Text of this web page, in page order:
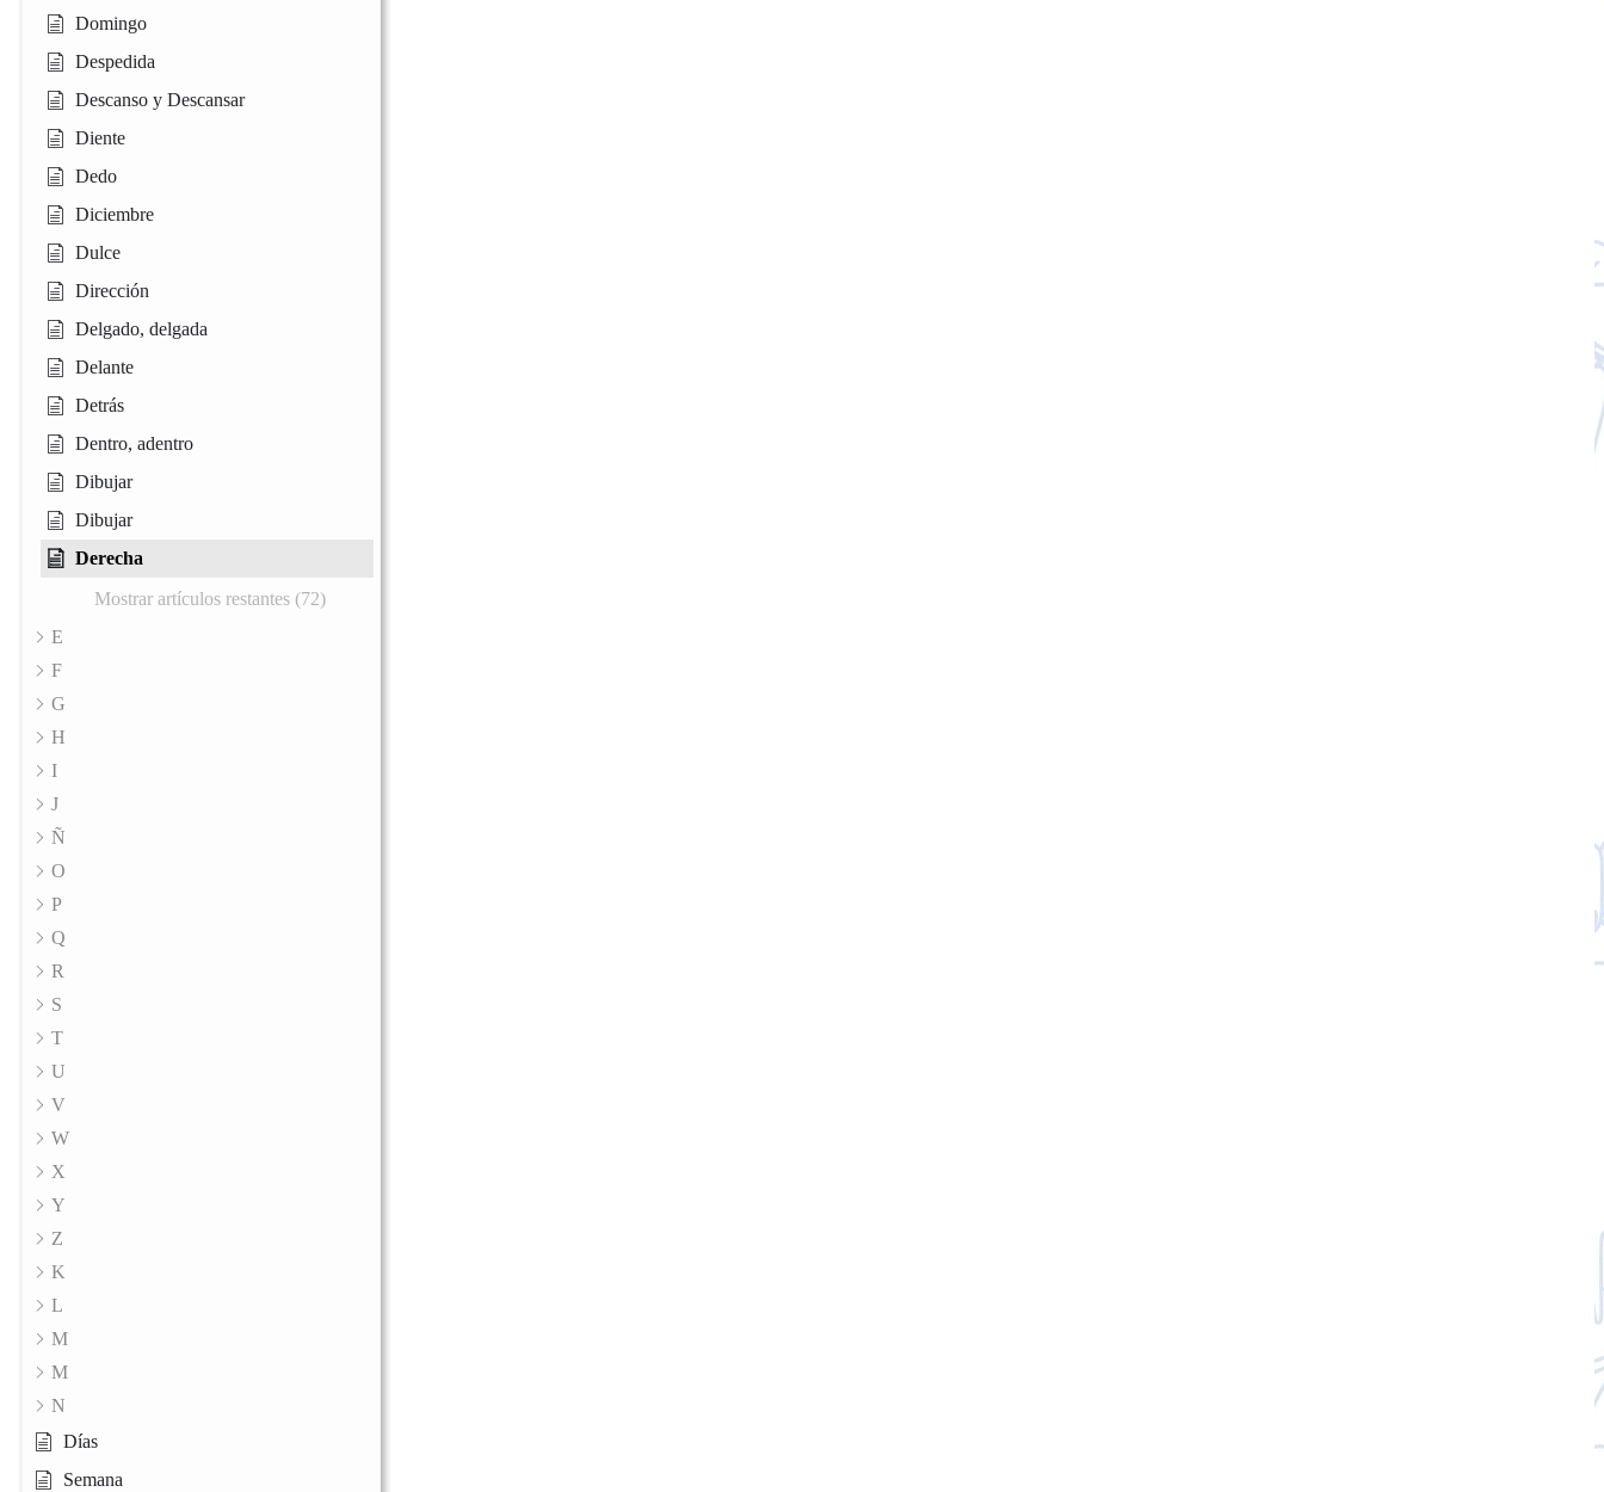
Domingo
Despedida
Descanso y Descansar
Diente
Dedo
Diciembre
Dulce
Dirección
Delgado, delgada
Delante
Detrás
Dentro, adentro
Dibujar
Dibujar
Derecha
Mostrar artículos restantes (72)
E
F
G
H
I
J
Ñ
O
P
Q
R
S
T
U
V
W
X
Y
Z
K
L
M
M
N
Días
Semana